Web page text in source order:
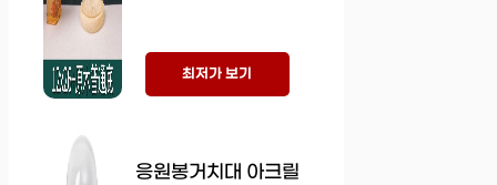
최저가 보기
응원봉거치대 아크릴